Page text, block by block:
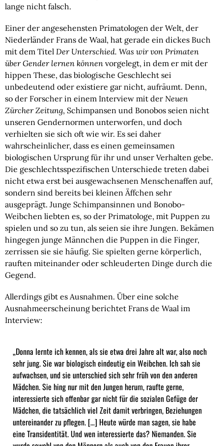
lange nicht falsch.
Einer der angesehensten Primatologen der Welt, der
Niederländer Frans de Waal, hat gerade ein dickes Buch
mit dem Titel Der Unterschied. Was wir von Primaten
über Gender lernen können vorgelegt, in dem er mit der
hippen These, das biologische Geschlecht sei
unbedeutend oder existiere gar nicht, aufräumt. Denn,
so der Forscher in einem Interview mit der Neuen
Zürcher Zeitung, Schimpansen und Bonobos seien nicht
unseren Gendernormen unterworfen, und doch
verhielten sie sich oft wie wir. Es sei daher
wahrscheinlicher, dass es einen gemeinsamen
biologischen Ursprung für ihr und unser Verhalten gebe.
Die geschlechtsspezifischen Unterschiede treten dabei
nicht etwa erst bei ausgewachsenen Menschenaffen auf,
sondern sind bereits bei kleinen Äffchen sehr
ausgeprägt. Junge Schimpansinnen und Bonobo-
Weibchen liebten es, so der Primatologe, mit Puppen zu
spielen und so zu tun, als seien sie ihre Jungen. Bekämen
hingegen junge Männchen die Puppen in die Finger,
zerrissen sie sie häufig. Sie spielten gerne körperlich,
rauften miteinander oder schleuderten Dinge durch die
Gegend.
Allerdings gibt es Ausnahmen. Über eine solche
Ausnahmeerscheinung berichtet Frans de Waal im
Interview:
„Donna lernte ich kennen, als sie etwa drei Jahre alt war, also noch
sehr jung. Sie war biologisch eindeutig ein Weibchen. Ich sah sie
aufwachsen, und sie unterschied sich sehr früh von den anderen
Mädchen. Sie hing nur mit den Jungen herum, raufte gerne,
interessierte sich offenbar gar nicht für die sozialen Gefüge der
Mädchen, die tatsächlich viel Zeit damit verbringen, Beziehungen
untereinander zu pflegen. […] Heute würde man sagen, sie habe
eine Transidentität. Und wen interessierte das? Niemanden. Sie